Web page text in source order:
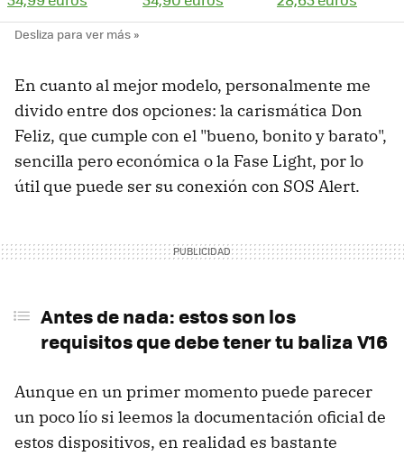
En cuanto al mejor modelo, personalmente me
divido entre dos opciones: la carismática Don
Feliz, que cumple con el "bueno, bonito y barato",
sencilla pero económica o la Fase Light, por lo
útil que puede ser su conexión con SOS Alert.
Antes de nada: estos son los
requisitos que debe tener tu baliza V16
Aunque en un primer momento puede parecer
un poco lío si leemos la documentación oficial de
estos dispositivos, en realidad es bastante